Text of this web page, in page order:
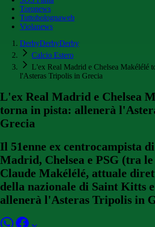
Toronews
Tuttobolognaweb
Violanews
DerbyDerbyDerby
Calcio Estero
L'ex Real Madrid e Chelsea Makélélé
l'Asteras Tripolis in Grecia
L'ex Real Madrid e Chelsea
torna in pista: allenerà
Grecia
Il 51enne ex centrocampista
Madrid, Chelsea e PSG (tra
Claude Makélélé, attuale
della nazionale di Saint Kitts
allenerà l'Asteras Tripolis in